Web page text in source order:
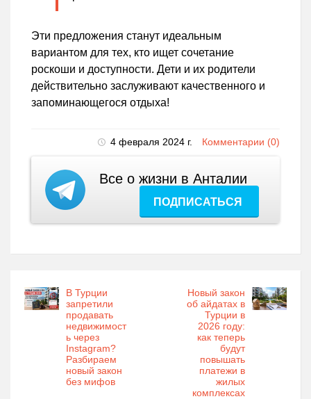
Эти предложения станут идеальным
вариантом для тех, кто ищет сочетание
роскоши и доступности. Дети и их родители
действительно заслуживают качественного и
запоминающегося отдыха!
4 февраля 2024 г. Комментарии (0)
Все о жизни в Анталии
ПОДПИСАТЬСЯ
В Турции
запретили
продавать
недвижимост
ь через
Instagram?
Разбираем
новый закон
без мифов
Новый закон
об айдатах в
Турции в
2026 году:
как теперь
будут
повышать
платежи в
жилых
комплексах